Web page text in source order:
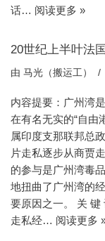
话… 阅读更多 »
20世纪上半叶法
由 马光（搬运工）
内容提要：广州湾
在有名无实的“自由
属印度支那联邦总
片走私逐步从商贾
的参与是广州湾毒
地扭曲了广州湾的
要原因之一。 关 键
走私经… 阅读更多